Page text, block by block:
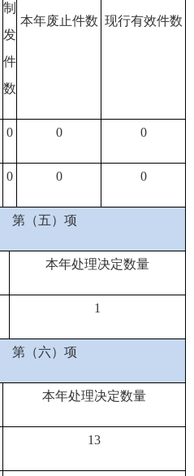
制
发
件
数
本年废止件数 现行有效件数
0 0 0
0 0 0
第（五）项
本年处理决定数量
1
第（六）项
本年处理决定数量
13